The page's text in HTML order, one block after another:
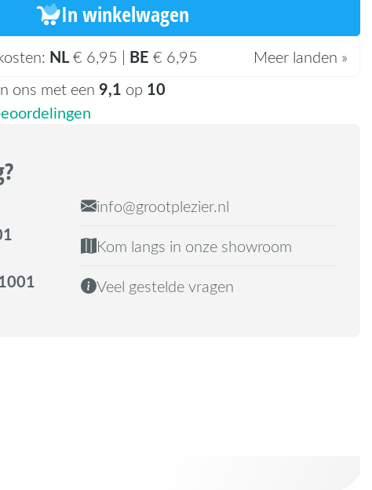
In winkelwagen
NL€ 6,95 | BE € 6,95
Meer landen »
ons met een 9,1 op 10
info@grootplezier.nl
Kom langs in onze showroom
Veel gestelde vragen